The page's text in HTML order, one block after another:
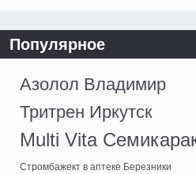
Популярное
Азолол Владимир
Тритрен Иркутск
Multi Vita
Стромбажект в аптеке Березники